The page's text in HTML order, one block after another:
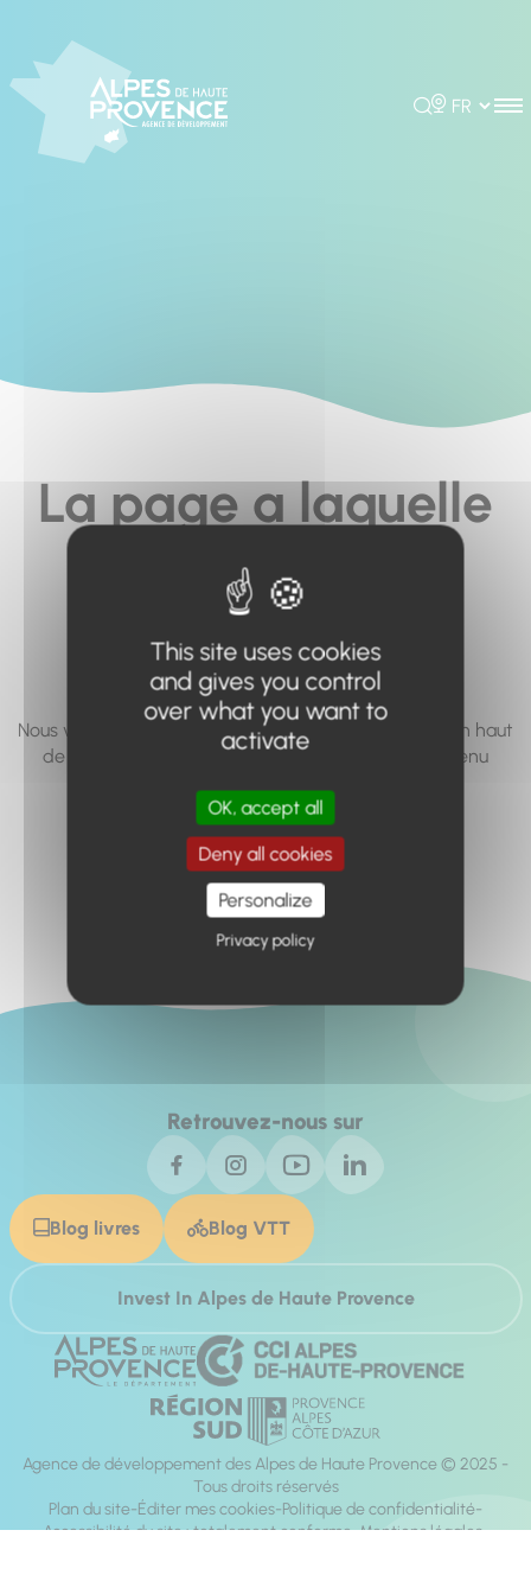
Rechercher
Choisir la
La page a laquelle
vous cherchez à
accéder n'existe
pas... ou plus.
Nous vous invitons à utiliser le moteur de recherche en haut
de page, ou à utiliser le menu pour trouver le contenu
Retour à l'accueil
Retrouvez-nous sur
Blog livres Blog VTT
Invest In Alpes de Haute Provence
Agence de développement des Alpes de Haute Provence © 2025 -
Tous droits réservés
Plan du site Éditer mes cookies Politique de confidentialité
Accessibilité du site : totalement conforme Mentions légales
This site uses cookies
and gives you control
over what you want to
activate
OK, accept all
Deny all cookies
Personalize
Privacy policy